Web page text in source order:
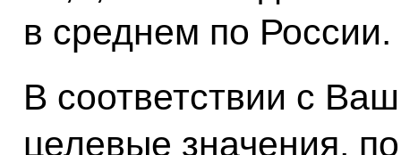
в среднем по России.
В соответствии с
целевые значения,